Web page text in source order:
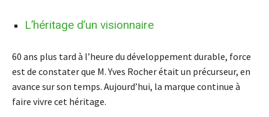
L’héritage d’un visionnaire
60 ans plus tard à l’heure du développement durable, force
est de constater que M. Yves Rocher était un précurseur, en
avance sur son temps. Aujourd’hui, la marque continue à
faire vivre cet héritage.